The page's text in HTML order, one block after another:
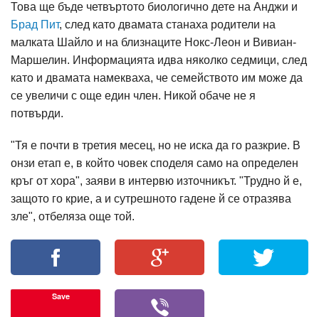
Това ще бъде четвъртото биологично дете на Анджи и
Брад Пит, след като двамата станаха родители на
малката Шайло и на близнаците Нокс-Леон и Вивиан-
Маршелин. Информацията идва няколко седмици, след
като и двамата намекваха, че семейството им може да
се увеличи с още един член. Никой обаче не я
потвърди.
"Тя е почти в третия месец, но не иска да го разкрие. В
онзи етап е, в който човек споделя само на определен
кръг от хора", заяви в интервю източникът. "Трудно й е,
защото го крие, а и сутрешното гадене й се отразява
зле", отбеляза още той.
Save